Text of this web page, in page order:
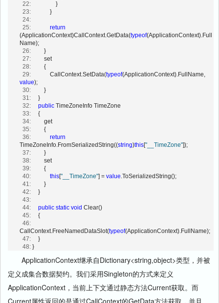
  22:
                 }
  23:
             }
  24:
  25:
return
(ApplicationContext)CallContext.GetData(typeof(ApplicationContext).Full
Name);
  26:
         }
  27:
         set
  28:
         {
  29:
             CallContext.SetData(
typeof
value);
  30:
         }
  31:
     }
  32:
public TimeZoneInfo TimeZone
  33:
     {
  34:
         get
  35:
         {
  36:
return
TimeZoneInfo.FromSerializedString((string)this["__TimeZone"]);
  37:
         }
  38:
         set
  39:
         {
  40:
this["__TimeZone"] = value.ToSerializedString();
  41:
         }
  42:
     }
  43:
  44:
public static void Clear()
  45:
     {
  46:
CallContext.FreeNamedDataSlot(typeof(ApplicationContext).FullName);
  47:
     }
  48:
}
ApplicationContext继承自Dictionary<string,object>类型，并被
定义成集合数据契约。我们采用Singleton的方式来定义
ApplicationContext，当前上下文通过静态方法Current获取。而
Current属性返回的是通过CallContext的GetData方法获取，并且